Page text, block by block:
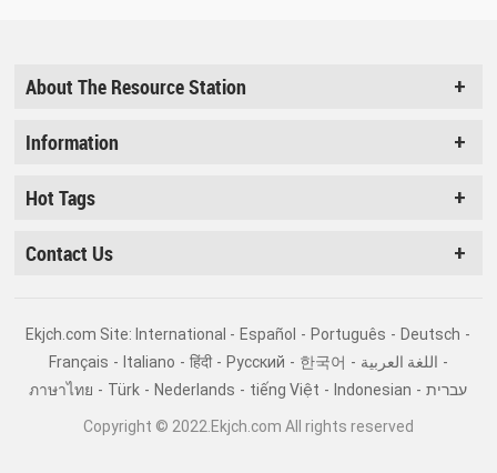
About The Resource Station
Information
Hot Tags
Contact Us
Ekjch.com Site: International - Español - Português - Deutsch -
Français - Italiano - हिंदी - Pусский - 한국어 - اللغة العربية -
ภาษาไทย - Türk - Nederlands - tiếng Việt - Indonesian - עברית
Copyright © 2022.Ekjch.com All rights reserved